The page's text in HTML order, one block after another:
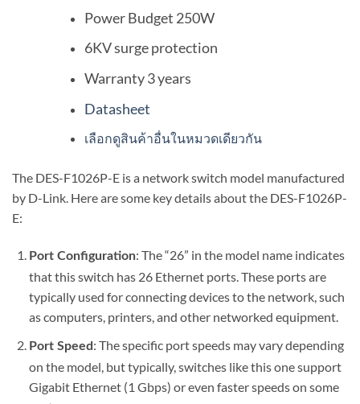
Power Budget 250W
6KV surge protection
Warranty 3 years
Datasheet
เลือกดูสินค้าอื่นในหมวดเดียวกัน
The DES-F1026P-E is a network switch model manufactured
by D-Link. Here are some key details about the DES-F1026P-
E:
Port Configuration: The “26” in the model name indicates
that this switch has 26 Ethernet ports. These ports are
typically used for connecting devices to the network, such
as computers, printers, and other networked equipment.
Port Speed: The specific port speeds may vary depending
on the model, but typically, switches like this one support
Gigabit Ethernet (1 Gbps) or even faster speeds on some